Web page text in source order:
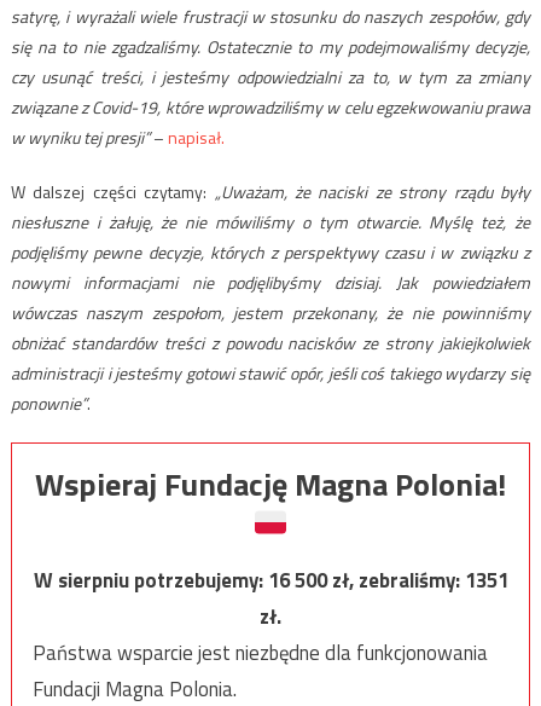
satyrę, i wyrażali wiele frustracji w stosunku do naszych zespołów, gdy
się na to nie zgadzaliśmy. Ostatecznie to my podejmowaliśmy decyzje,
czy usunąć treści, i jesteśmy odpowiedzialni za to, w tym za zmiany
związane z Covid-19, które wprowadziliśmy w celu egzekwowaniu prawa
w wyniku tej presji”–napisał.
W dalszej części czytamy: „Uważam, że naciski ze strony rządu były
niesłuszne i żałuję, że nie mówiliśmy o tym otwarcie. Myślę też, że
podjęliśmy pewne decyzje, których z perspektywy czasu i w związku z
nowymi informacjami nie podjęlibyśmy dzisiaj. Jak powiedziałem
wówczas naszym zespołom, jestem przekonany, że nie powinniśmy
obniżać standardów treści z powodu nacisków ze strony jakiejkolwiek
administracji i jesteśmy gotowi stawić opór, jeśli coś takiego wydarzy się
ponownie”.
Wspieraj Fundację Magna Polonia!
W sierpniu potrzebujemy:16 500zł, zebraliśmy:1351
zł.
Państwa wsparcie jest niezbędne dla funkcjonowania
Fundacji Magna Polonia.